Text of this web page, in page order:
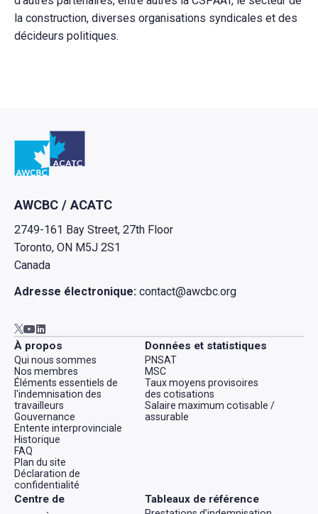
la construction, diverses organisations syndicales et des
décideurs politiques.
Retour à l'Accueil
AWCBC / ACATC
2749-161 Bay Street, 27th Floor
Toronto, ON M5J 2S1
Canada
Adresse électronique:contact@awcbc.org
Aller à AWCBC / ACATC twitter in new tab
Aller à AWCBC / ACATC youtube in new tab
À propos
Qui nous sommes
Nos membres
Éléments essentiels de
l'indemnisation des
travailleurs
Gouvernance
Entente interprovinciale
Historique
FAQ
Plan du site
Déclaration de
confidentialité
Données et statistiques
PNSAT
MSC
Taux moyens provisoires
des cotisations
Salaire maximum cotisable /
assurable
Centre de
Tableaux de référence